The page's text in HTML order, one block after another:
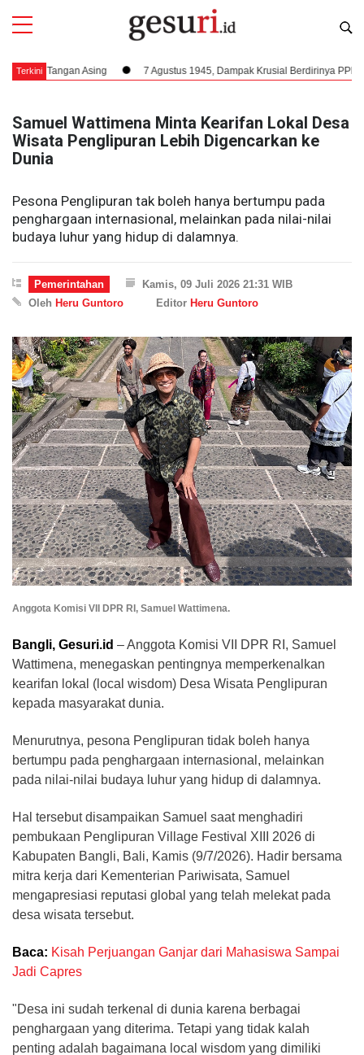
Terkini
Tangan Asing 7 Agustus 1945, Dampak Krusial Berdirinya PPKI
Samuel Wattimena Minta Kearifan Lokal Desa
Wisata Penglipuran Lebih Digencarkan ke
Dunia
Pesona Penglipuran tak boleh hanya bertumpu pada
penghargaan internasional, melainkan pada nilai-nilai
budaya luhur yang hidup di dalamnya.
Pemerintahan
Kamis, 09 Juli 2026 21:31 WIB
Oleh Heru Guntoro Editor Heru Guntoro
Anggota Komisi VII DPR RI, Samuel Wattimena.
​Bangli, Gesuri.id – Anggota Komisi VII DPR RI, Samuel
Wattimena, menegaskan pentingnya memperkenalkan
kearifan lokal (local wisdom) Desa Wisata Penglipuran
kepada masyarakat dunia.
Menurutnya, pesona Penglipuran tidak boleh hanya
bertumpu pada penghargaan internasional, melainkan
pada nilai-nilai budaya luhur yang hidup di dalamnya.
​Hal tersebut disampaikan Samuel saat menghadiri
pembukaan Penglipuran Village Festival XIII 2026 di
Kabupaten Bangli, Bali, Kamis (9/7/2026). Hadir bersama
mitra kerja dari Kementerian Pariwisata, Samuel
mengapresiasi reputasi global yang telah melekat pada
desa wisata tersebut.
Baca: Kisah Perjuangan Ganjar dari Mahasiswa Sampai
Jadi Capres
​"Desa ini sudah terkenal di dunia karena berbagai
penghargaan yang diterima. Tetapi yang tidak kalah
penting adalah bagaimana local wisdom yang dimiliki